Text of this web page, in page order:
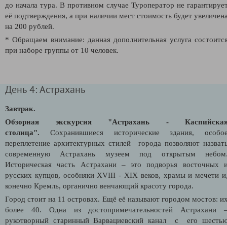
до начала тура. В противном случае Туроператор не
её подтверждения, а при наличии мест стоимость будет
на 200 рублей.
* Обращаем внимание: данная дополнительная услуга
при наборе группы от 10 человек.
День 4: Астрахань
Завтрак.
Обзорная экскурсия "Астрахань -
столица". Сохранившиеся исторические здания,
переплетение архитектурных стилей города позволяют
современную Астрахань музеем под открытым
Историческая часть Астрахани – это подворья восточных
русских купцов, особняки XVIII - XIX веков, храмы и мечети
конечно Кремль, органично венчающий красоту города.
Город стоит на 11 островах. Ещё её называют городом мостов:
более 40. Одна из достопримечательностей Астрахани
рукотворный старинный Варвациевский канал с его